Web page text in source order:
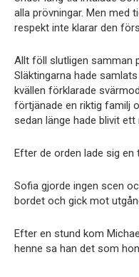
alla prövningar. Men med
respekt inte klarar den
Allt föll slutligen samman
Släktingarna hade
kvällen förklarade
förtjänade en riktig familj
sedan länge hade blivit
Efter de orden lade sig
Sofia gjorde ingen scen
bordet och gick mot
Efter en stund kom
henne sa han det som